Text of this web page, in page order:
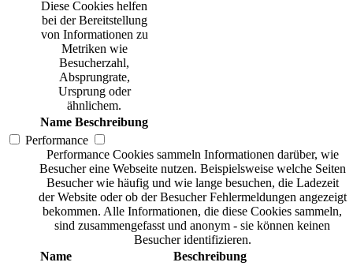
Diese Cookies helfen
bei der Bereitstellung
von Informationen zu
Metriken wie
Besucherzahl,
Absprungrate,
Ursprung oder
ähnlichem.
Name Beschreibung
Performance
Performance Cookies sammeln Informationen darüber, wie
Besucher eine Webseite nutzen. Beispielsweise welche Seiten
Besucher wie häufig und wie lange besuchen, die Ladezeit
der Website oder ob der Besucher Fehlermeldungen angezeigt
bekommen. Alle Informationen, die diese Cookies sammeln,
sind zusammengefasst und anonym - sie können keinen
Besucher identifizieren.
Name
Beschreibung